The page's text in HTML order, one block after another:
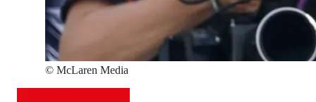
© McLaren Media